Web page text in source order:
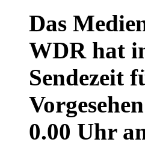
Das
WDR hat
Sendezeit
0.00 Uhr